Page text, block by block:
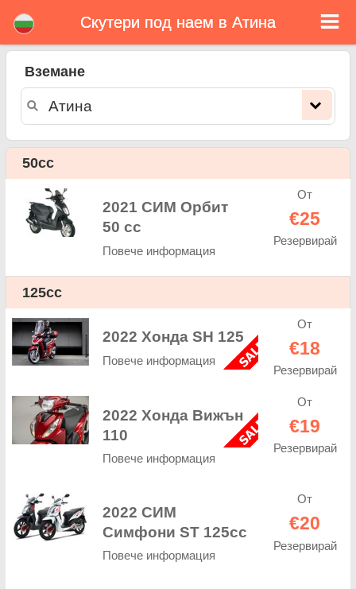
Атина скутери под наем
Атина скутери под наем - ценова листа. Евтини цени за наем на скутери в Атина. Рент скутери в Атина. Нашата Атина
резервация за наем на скутери в Атина - неограничен пробег, GPS, скутери оборудване, пътуване зад граница.
Скутери под наем в Атина
Вземане
50cc
2021 СИМ Орбит
50 cc
Повече информация
От
€25
Резервирай
125cc
2022 Хонда SH 125
Повече информация
От
€18
Резервирай
2022 Хонда Вижън
110
Повече информация
От
€19
Резервирай
2022 СИМ
Симфони ST 125cc
Повече информация
От
€20
Резервирай